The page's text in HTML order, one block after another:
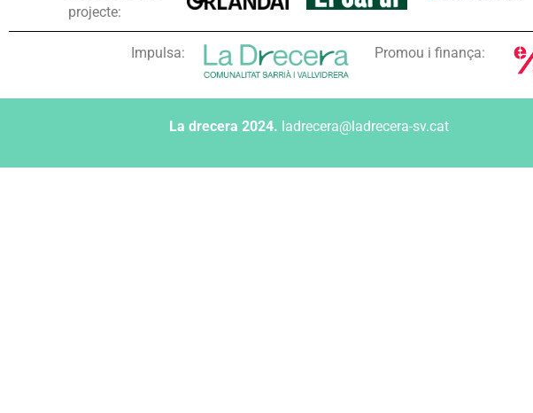
projecte:
Impulsa: Promou i finança:
La drecera 2024. ladrecera@ladrecera-sv.cat